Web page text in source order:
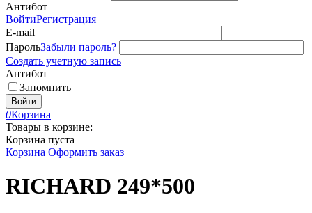
Антибот
ВойтиРегистрация
E-mail
ПарольЗабыли пароль?
Создать учетную запись
Антибот
Запомнить
Войти
0Корзина
Товары в корзине:
Корзина пуста
Корзина Оформить заказ
RICHARD 249*500